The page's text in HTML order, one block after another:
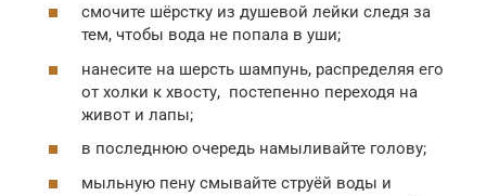
смочите шёрстку из душевой лейки следя за
тем, чтобы вода не попала в уши;
нанесите на шерсть шампунь, распределяя его
от холки к хвосту, постепенно переходя на
живот и лапы;
в последнюю очередь намыливайте голову;
мыльную пену смывайте струёй воды и